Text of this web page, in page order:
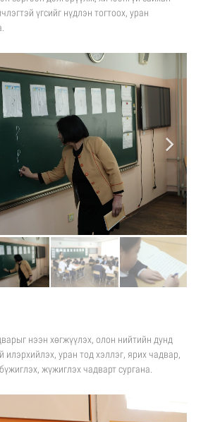
үгсийг нүдлэн тогтоох, уран
нээн хөгжүүлэх, олон нийтийн дунд
илэрхийлэх, уран тод хэллэг, ярих чадвар,
жүжиглэх чадварт сургана.